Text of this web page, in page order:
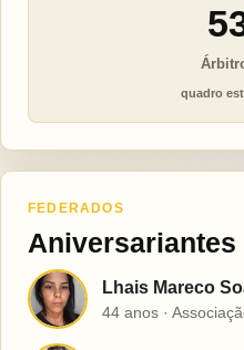
quadro
FEDERADOS
Aniversariantes
L Lhais Mareco
44 anos ·